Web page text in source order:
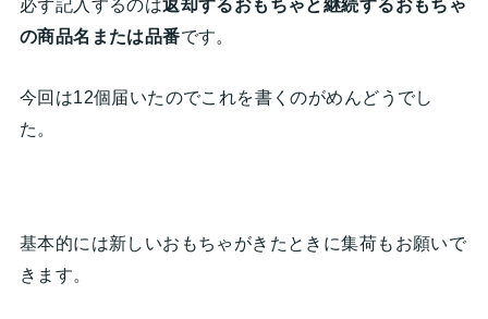
必ず記入するのは返却するおもちゃと継続するおもちゃ
の商品名または品番です。
今回は12個届いたのでこれを書くのがめんどうでし
た。
基本的には新しいおもちゃがきたときに集荷もお願いで
きます。